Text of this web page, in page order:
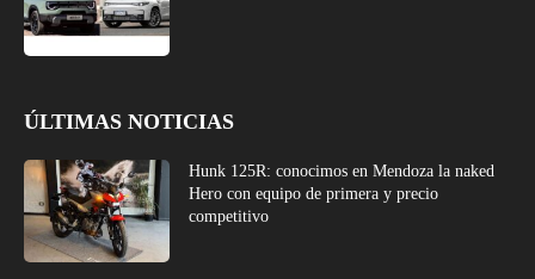
ÚLTIMAS NOTICIAS
Hunk 125R: conocimos en Mendoza la naked
Hero con equipo de primera y precio
competitivo